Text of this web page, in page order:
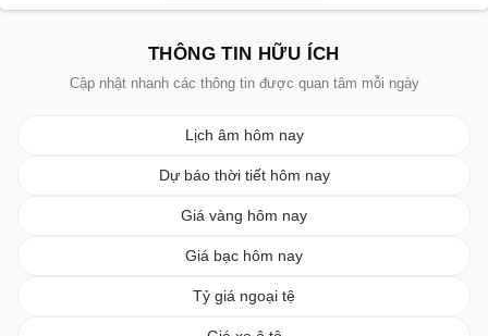
THÔNG TIN HỮU ÍCH
Cập nhật nhanh các thông tin được quan tâm mỗi ngày
Lịch âm hôm nay
Dự báo thời tiết hôm nay
Giá vàng hôm nay
Giá bạc hôm nay
Tỷ giá ngoại tệ